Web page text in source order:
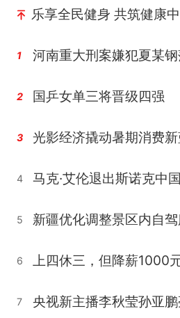
乐享全民健身 共筑健康
1 河南重大刑案嫌犯夏某
2 国乒女单三将晋级四强
3 光影经济撬动暑期消费
4 马克·艾伦退出斯诺克中
5 新疆优化调整景区内自
6
7 央视新主播李秋莹孙亚